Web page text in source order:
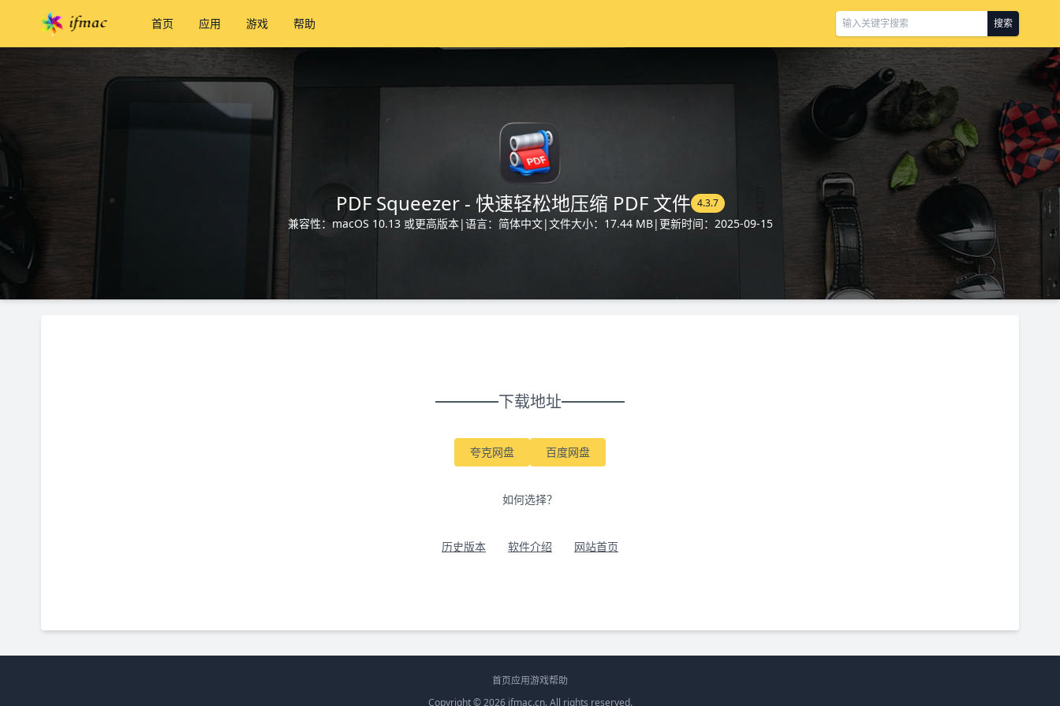
首页 应用 游戏 帮助 搜索
PDF Squeezer - 快速轻松地压缩 PDF 文件 4.3.7
兼容性：macOS 10.13 或更高版本|语言：简体中文|文件大小：17.44 MB| 更新时间：2025-09-15
下载地址
夸克网盘 百度网盘
如何选择？
历史版本 软件介绍 网站首页
首页应用游戏帮助
Copyright © 2026 ifmac.cn. All rights reserved.